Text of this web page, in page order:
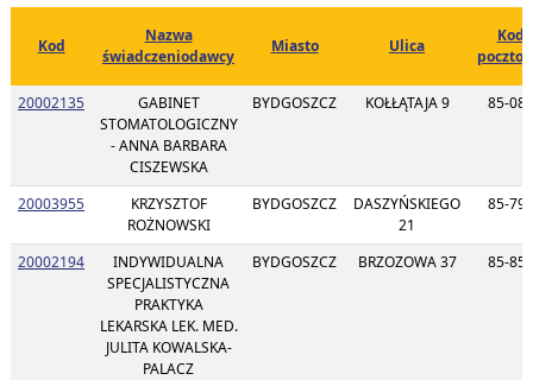
Kod
Nazwa
świadczeniodawcy
Miasto Ulica
Kod
20002135
GABINET
STOMATOLOGICZNY
- ANNA BARBARA
CISZEWSKA
BYDGOSZCZ KOŁŁĄTAJA 9 85-080
20003955
KRZYSZTOF
ROŻNOWSKI
BYDGOSZCZ
DASZYŃSKIEGO
21
85-791
20002194
INDYWIDUALNA
SPECJALISTYCZNA
PRAKTYKA
LEKARSKA LEK. MED.
JULITA KOWALSKA-
PALACZ
BYDGOSZCZ BRZOZOWA 37 85-854